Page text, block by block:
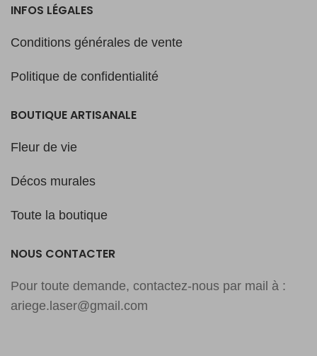
INFOS LÉGALES
Conditions générales de vente
Politique de confidentialité
BOUTIQUE ARTISANALE
Fleur de vie
Décos murales
Toute la boutique
NOUS CONTACTER
Pour toute demande, contactez-nous par mail à :
ariege.laser@gmail.com